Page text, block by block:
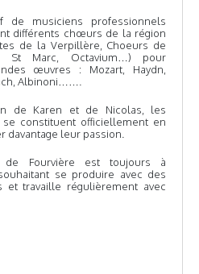
de musiciens professionnels
différents chœurs de la région
de la Verpillère, Choeurs de
St Marc, Octavium…) pour
œuvres : Mozart, Haydn,
Albinoni…….
de Karen et de Nicolas, les
constituent officiellement en
davantage leur passion.
de Fourvière est toujours à
se produire avec des
et travaille régulièrement avec